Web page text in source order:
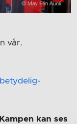
vår.
kan ses